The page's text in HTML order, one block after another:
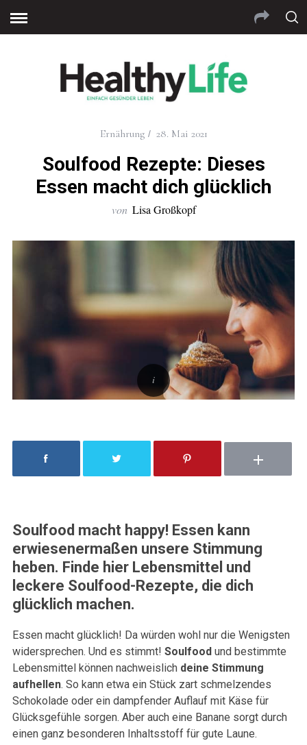
Ernährung 28. Mai 2021
Soulfood Rezepte: Dieses
Essen macht dich glücklich
von Lisa Großkopf
Soulfood macht happy! Essen kann
erwiesenermaßen unsere Stimmung
heben. Finde hier Lebensmittel und
leckere Soulfood-Rezepte, die dich
glücklich machen.
Essen macht glücklich! Da würden wohl nur die Wenigsten
widersprechen. Und es stimmt! Soulfood und bestimmte
Lebensmittel können nachweislichdeine Stimmung
aufhellen. So kann etwa ein Stück zart schmelzendes
Schokolade oder ein dampfender Auflauf mit Käse für
Glücksgefühle sorgen. Aber auch eine Banane sorgt durch
einen ganz besonderen Inhaltsstoff für gute Laune.